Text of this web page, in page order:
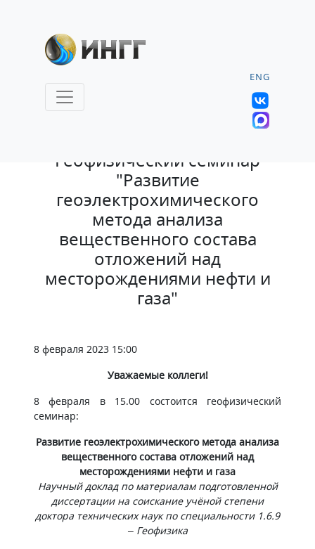
ENG
Геофизический семинар
"Развитие
геоэлектрохимического
метода анализа
вещественного состава
отложений над
месторождениями нефти и
газа"
8 февраля 2023 15:00
Уважаемые коллеги!
8 февраля в 15.00 состоится геофизический
семинар:​​
Развитие геоэлектрохимического метода анализа
вещественного состава отложений над
месторождениями нефти и газа
Научный доклад по материалам подготовленной
диссертации на соискание учёной степени
доктора технических наук по специальности 1.6.9
‒ Геофизика